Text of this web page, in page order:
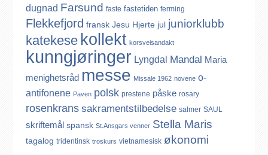
dugnad Farsund faste fastetiden ferming
Flekkefjord fransk Jesu Hjerte jul juniorklubb
katekese kollekt korsveisandakt
kunngjøringer Lyngdal Mandal Maria
menighetsråd messe Missale 1962 novene o-
antifonene Paven polsk prestene påske rosary
rosenkrans sakramentstilbedelse salmer SAUL
skriftemål spansk St.Ansgars venner Stella Maris
tagalog tridentinsk troskurs vietnamesisk økonomi